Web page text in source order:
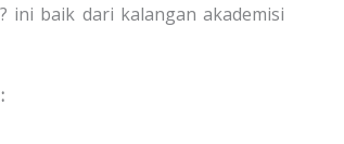
ini baik dari kalangan akademisi